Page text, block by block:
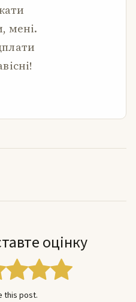
мені.
оцінку
this post.